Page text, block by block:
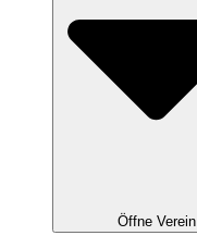
Öffne Verein